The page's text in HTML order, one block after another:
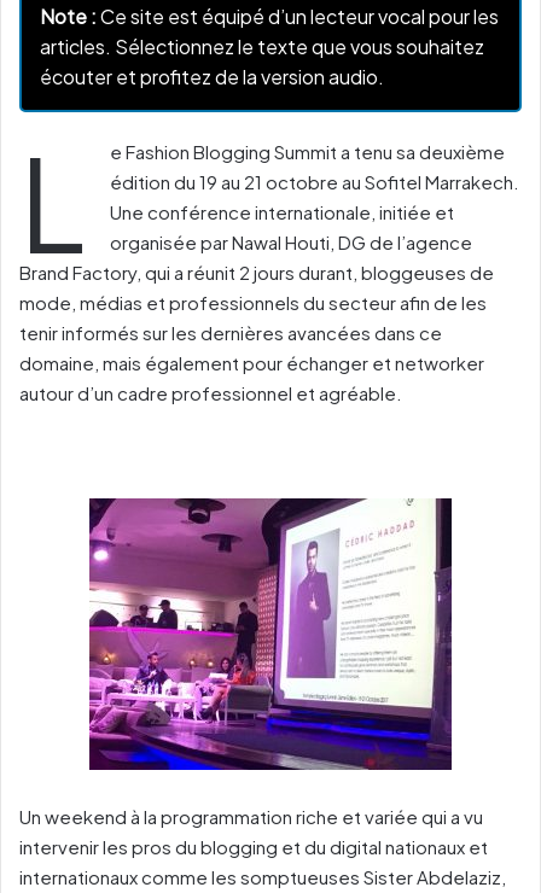
Note :Ce site est équipé d’un lecteur vocal pour les
articles. Sélectionnez le texte que vous souhaitez
écouter et profitez de la version audio.
L
e Fashion Blogging Summit a tenu sa deuxième
édition du 19 au 21 octobre au Sofitel Marrakech.
Une conférence internationale, initiée et
organisée par Nawal Houti, DG de l’agence
Brand Factory, qui a réunit 2 jours durant, bloggeuses de
mode, médias et professionnels du secteur afin de les
tenir informés sur les dernières avancées dans ce
domaine, mais également pour échanger et networker
autour d’un cadre professionnel et agréable.
Un weekend à la programmation riche et variée qui a vu
intervenir les pros du blogging et du digital nationaux et
internationaux comme les somptueuses Sister Abdelaziz,